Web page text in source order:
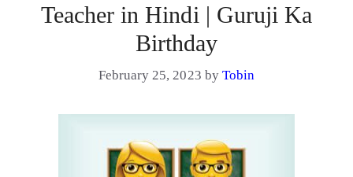
Teacher in Hindi | Guruji Ka
Birthday
February 25, 2023 by Tobin